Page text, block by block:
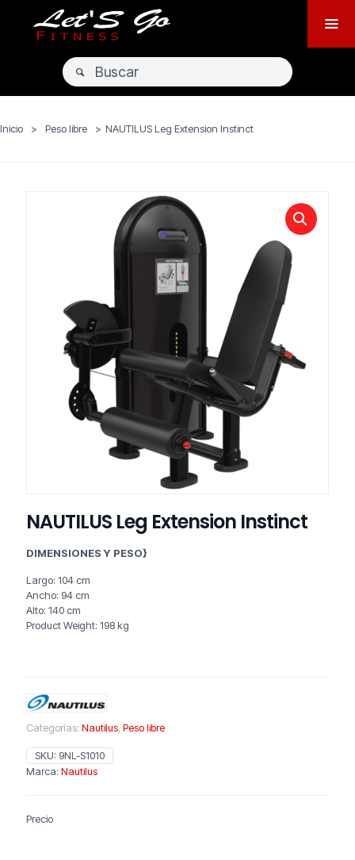
Inicio > Peso libre > NAUTILUS Leg Extension Instinct
NAUTILUS Leg Extension Instinct
DIMENSIONES Y PESO}
Largo: 104 cm
Ancho: 94 cm
Alto: 140 cm
Product Weight: 198 kg
Categorías: Nautilus, Peso libre
SKU: 9NL-S1010
Marca: Nautilus
Precio